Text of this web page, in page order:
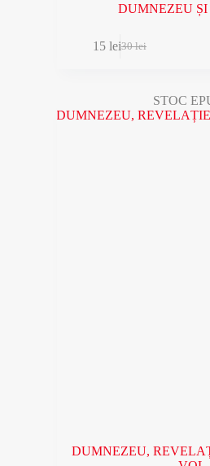
DUMNEZEU
30lei
Prețul
30 lei.
15 leiPrețul
STOC
DUMNEZEU,